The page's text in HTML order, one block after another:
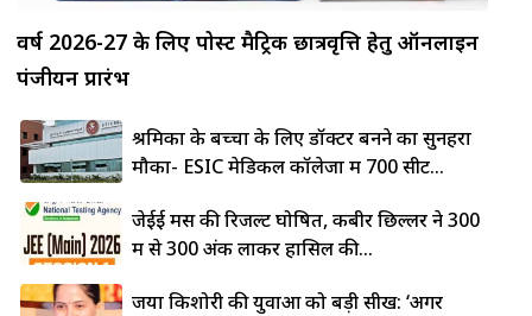
वर्ष 2026-27 के लिए पोस्ट मैट्रिक छात्रवृत्ति हेतु ऑनलाइन
पंजीयन प्रारंभ
श्रमिकों के बच्चों के लिए डॉक्टर बनने का सुनहरा
मौका- ESIC मेडिकल कॉलेजों में 700 सीटें...
जेईई मेंस की रिजल्ट घोषित, कबीर छिल्लर ने 300
में से 300 अंक लाकर हासिल की...
जया किशोरी की युवाओं को बड़ी सीख: ‘अगर